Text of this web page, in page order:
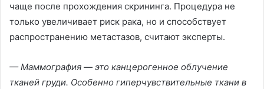
чаще после прохождения скрининга. Процедура не
только увеличивает риск рака, но и способствует
распространению метастазов, считают эксперты.
— Маммография — это канцерогенное облучение
тканей груди. Особенно гиперчувствительные ткани в